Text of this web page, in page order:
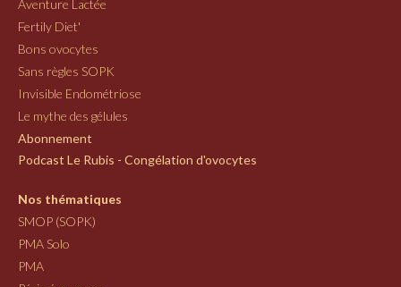
Aventure Lactée
Fertily Diet'
Bons ovocytes
Sans règles SOPK
Invisible Endométriose
Le mythe des gélules
Abonnement
Podcast Le Rubis - Congélation d'ovocytes
Nos thématiques
SMOP (SOPK)
PMA Solo
PMA